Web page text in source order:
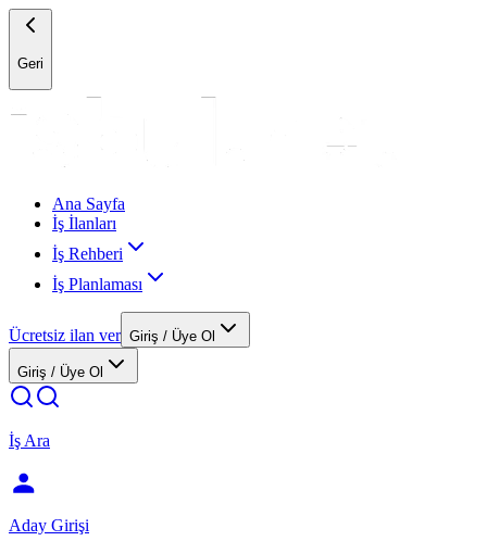
Geri
Ana Sayfa
İş İlanları
İş Rehberi
İş Planlaması
Ücretsiz ilan ver Giriş / Üye Ol
Giriş / Üye Ol
İş Ara
Aday Girişi